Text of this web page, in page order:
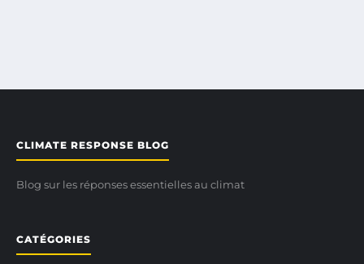
CLIMATE RESPONSE BLOG
Blog sur les réponses essentielles au climat
CATÉGORIES